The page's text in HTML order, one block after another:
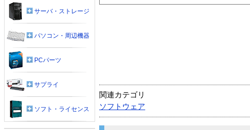
関連カテゴリ
ソフトウェア
サーバ・ストレージ
パソコン・周辺機器
PCパーツ
サプライ
ソフト・ライセンス